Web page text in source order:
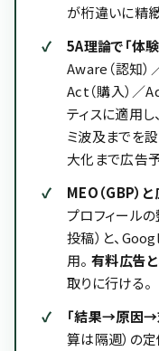
が桁違いに精
5A理論で「体
Aware（認知）
Act（購入）／
ティスに適用し
ミ波及までを
大化まで広告
MEO（GBP）
プロフィール
投稿）と、
用。 有料広告
取りに行ける。
「結果→原因→
算は隔週）の